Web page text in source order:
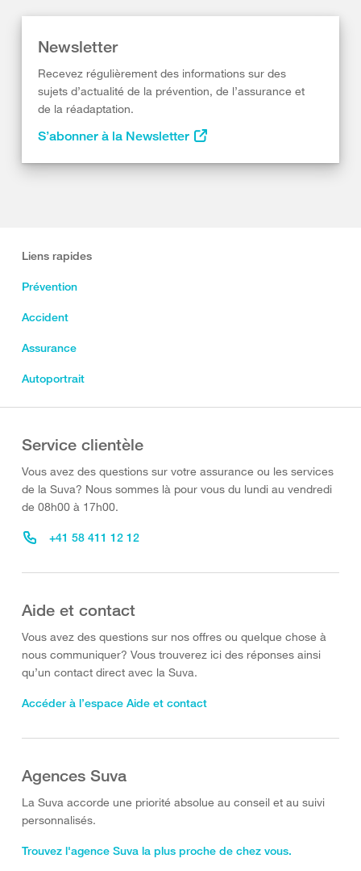
Newsletter
Recevez régulièrement des informations sur des
sujets d’actualité de la prévention, de l’assurance et
de la réadaptation.
S’abonner à la Newsletter
Liens rapides
Prévention
Accident
Assurance
Autoportrait
Service clientèle
Vous avez des questions sur votre assurance ou les services
de la Suva? Nous sommes là pour vous du lundi au vendredi
de 08h00 à 17h00.
+41 58 411 12 12
Aide et contact
Vous avez des questions sur nos offres ou quelque chose à
nous communiquer? Vous trouverez ici des réponses ainsi
qu’un contact direct avec la Suva.
Accéder à l’espace Aide et contact
Agences Suva
La Suva accorde une priorité absolue au conseil et au suivi
personnalisés.
Trouvez l'agence Suva la plus proche de chez vous.